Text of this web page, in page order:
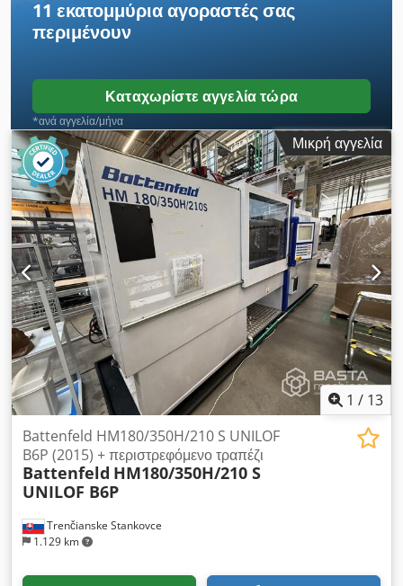
11 εκατομμύρια αγοραστέςσας
περιμένουν
Καταχωρίστε αγγελία τώρα
*ανά αγγελία/μήνα
Μικρή αγγελία
1 / 13
Trenčianske Stankovce
1.129 km
Battenfeld HM180/350H/210 S UNILOF
B6P (2015) + περιστρεφόμενο τραπέζι
Battenfeld HM180/350H/210 S
UNILOF B6P